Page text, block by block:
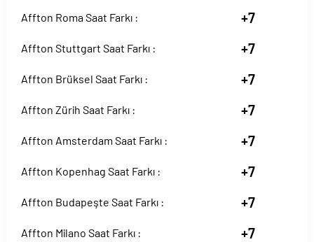
Affton Roma Saat Farkı : +7
Affton Stuttgart Saat Farkı : +7
Affton Brüksel Saat Farkı : +7
Affton Zürih Saat Farkı : +7
Affton Amsterdam Saat Farkı : +7
Affton Kopenhag Saat Farkı : +7
Affton Budapeşte Saat Farkı : +7
Affton Milano Saat Farkı : +7